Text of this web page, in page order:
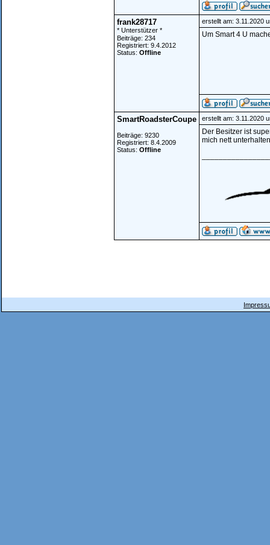
frank28717
* Unterstützer *
Beiträge: 234
Registriert: 9.4.2012
Status: Offline
erstellt am: 3.11.2020
Um Smart 4 U
SmartRoadsterCoupe
Beiträge: 9230
Registriert: 8.4.2009
Status: Offline
erstellt am: 3.11.2020
Der Besitzer ist
mich nett